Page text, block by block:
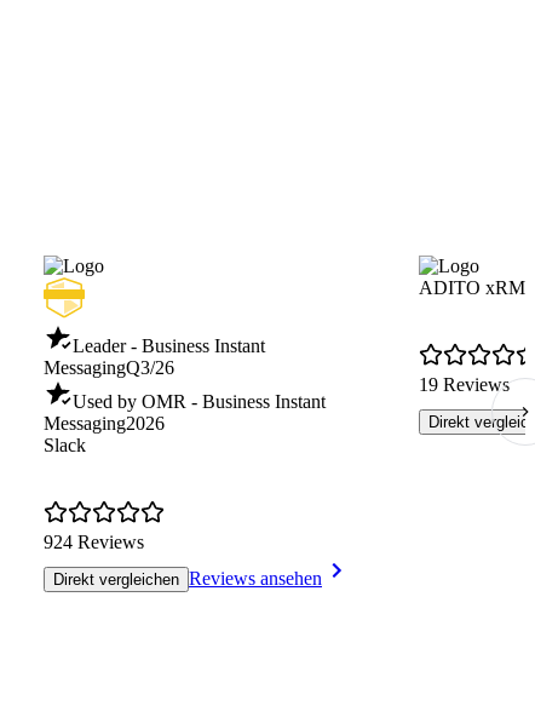
Leader - Business Instant
MessagingQ3/26
Used by OMR - Business Instant
Messaging2026
Slack
924 Reviews
Direkt vergleichen Reviews ansehen
ADITO xRM
19 Reviews
Direkt